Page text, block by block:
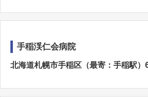
手稲渓仁会病院
北海道札幌市手稲区（最寄：手稲駅）